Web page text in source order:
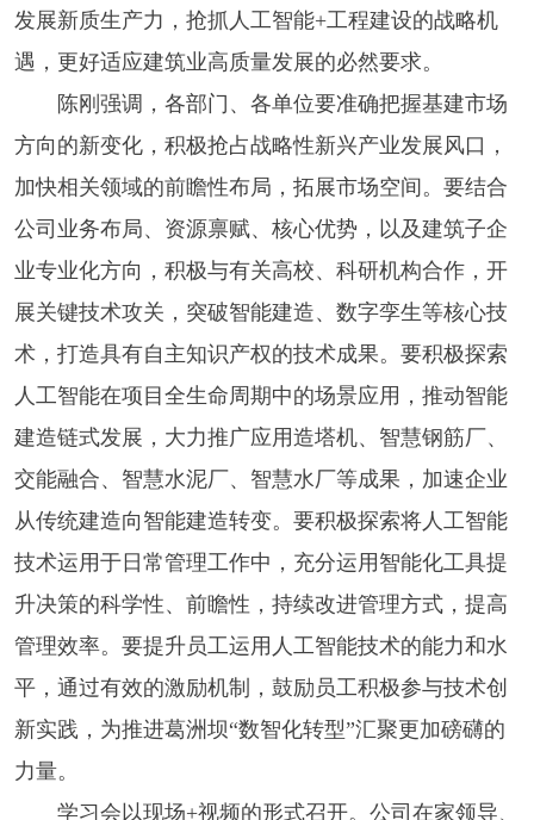
发展新质生产力，抢抓人工智能+工程建设的战略机
遇，更好适应建筑业高质量发展的必然要求。
陈刚强调，各部门、各单位要准确把握基建市场
方向的新变化，积极抢占战略性新兴产业发展风口，
加快相关领域的前瞻性布局，拓展市场空间。要结合
公司业务布局、资源禀赋、核心优势，以及建筑子企
业专业化方向，积极与有关高校、科研机构合作，开
展关键技术攻关，突破智能建造、数字孪生等核心技
术，打造具有自主知识产权的技术成果。要积极探索
人工智能在项目全生命周期中的场景应用，推动智能
建造链式发展，大力推广应用造塔机、智慧钢筋厂、
交能融合、智慧水泥厂、智慧水厂等成果，加速企业
从传统建造向智能建造转变。要积极探索将人工智能
技术运用于日常管理工作中，充分运用智能化工具提
升决策的科学性、前瞻性，持续改进管理方式，提高
管理效率。要提升员工运用人工智能技术的能力和水
平，通过有效的激励机制，鼓励员工积极参与技术创
新实践，为推进葛洲坝“数智化转型”汇聚更加磅礴的
力量。
学习会以现场+视频的形式召开。公司在家领导、